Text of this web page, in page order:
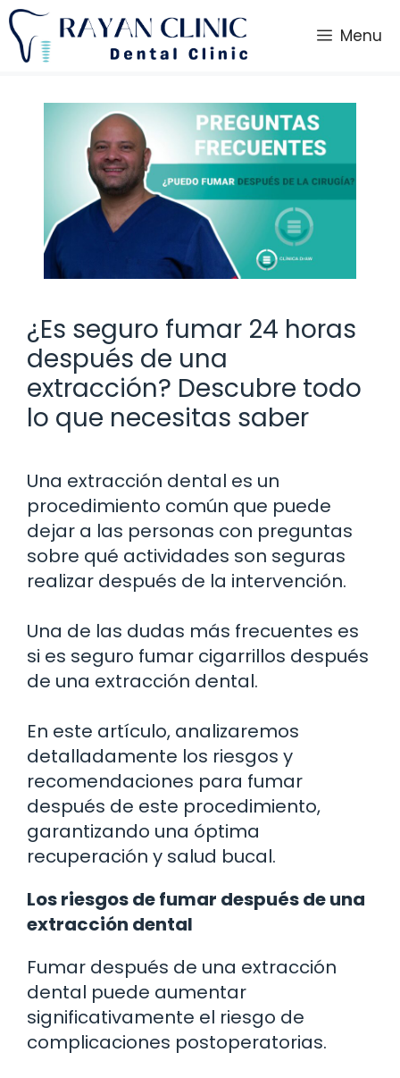
Saltar
al
contenido
Menu
¿Es seguro fumar 24 horas
después de una
extracción? Descubre todo
lo que necesitas saber
Una extracción dental es un
procedimiento común que puede
dejar a las personas con preguntas
sobre qué actividades son seguras
realizar después de la intervención.
Una de las dudas más frecuentes es
si es seguro fumar cigarrillos después
de una extracción dental.
En este artículo, analizaremos
detalladamente los riesgos y
recomendaciones para fumar
después de este procedimiento,
garantizando una óptima
recuperación y salud bucal.
Los riesgos de fumar después de una
extracción dental
Fumar después de una extracción
dental puede aumentar
significativamente el riesgo de
complicaciones postoperatorias.